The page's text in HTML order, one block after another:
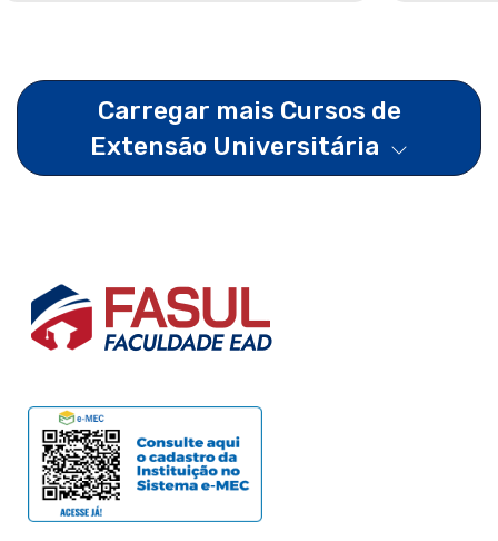
Carregar mais Cursos de
Extensão Universitária